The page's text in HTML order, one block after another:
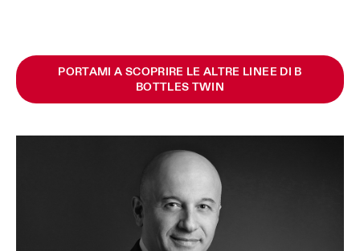
PORTAMI A SCOPRIRE LE ALTRE LINEE DI B
BOTTLES TWIN